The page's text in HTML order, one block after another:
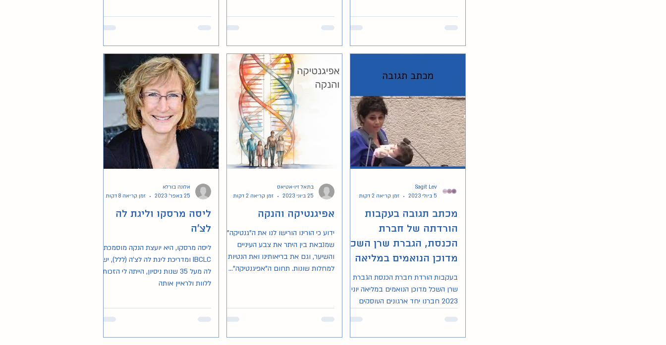
מכתב תגובה בעקבות
הורדתה של חברת
הכנסת, הגברת שרן השכל
מדוכן הנואמים במליאה
יוני 2023
בעקבות הורדת חברת הכנסת הגברת
שרן השכל מדוכן הנואמים במליאה יוני
2023 חברנו יחד ארגונים העוסקים
Sagit Lev
5 ביולי 2023
זמן קריאה 2 דקות
אפיגנטיקה והנקה
ידוע כי הורינו הורישו לנו את ה"גנטיקה"
שמנבאת בין היתר את צבע העיניים
והשיער, וגם את בריאותינו ואת הנטיות
למחלות שונות. תחום ה"אפיגנטיקה"...
בתאל זיו-אטיאס
25 ביוני 2023
זמן קריאה 2 דקות
ליסה מרסקו וליגת לה
לצ'ה
ליסה מרסקו, היא יועצת הנקה מוסמכת
IBCLC ומדריכת ליגת לה לצ'ה (ללל), יש
לה מעל 35 שנות ניסיון, הייתה לי הזכות
ללוות ולראיין אותה
אלונה בורלא
25 באפר׳ 2023
זמן קריאה 8 דקות